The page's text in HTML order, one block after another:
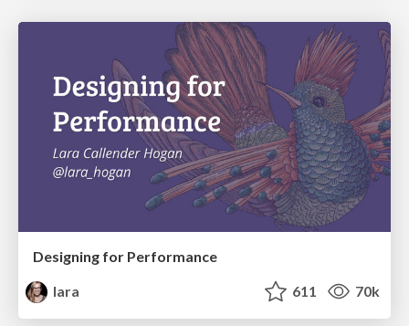
Designing for Performance
lara
611 70k